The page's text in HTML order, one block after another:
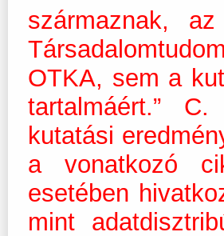
származnak,
OTKA, sem a
tartalmáért.”
kutatási
a vonatkozó
esetében
mint